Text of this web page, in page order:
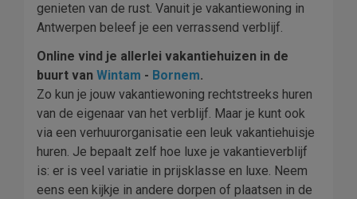
genieten van de rust. Vanuit je vakantiewoning in
Antwerpen beleef je een verrassend verblijf.
Online vind je allerlei vakantiehuizen in de
buurt van Wintam - Bornem.
Zo kun je jouw vakantiewoning rechtstreeks huren
van de eigenaar van het verblijf. Maar je kunt ook
via een verhuurorganisatie een leuk vakantiehuisje
huren. Je bepaalt zelf hoe luxe je vakantieverblijf
is: er is veel variatie in prijsklasse en luxe. Neem
eens een kijkje in andere dorpen of plaatsen in de